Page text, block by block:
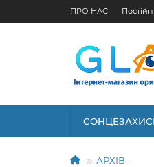
ПРО НАС
АРХІВ